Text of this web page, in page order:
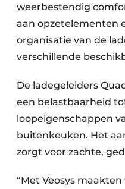
weerbestendig
aan opzetelementen
organisatie van de
verschillende
De ladegeleiders
een belastbaarheid
loopeigenschappen
buitenkeuken. Het
zorgt voor zachte,
“Met Veosys